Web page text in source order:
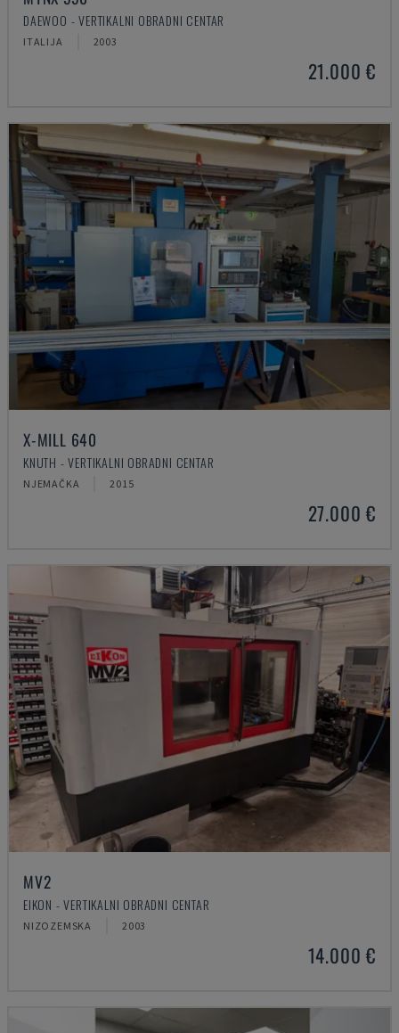
DAEWOO - VERTIKALNI OBRADNI CENTAR
ITALIJA 2003
21.000 €
X-MILL 640
KNUTH - VERTIKALNI OBRADNI CENTAR
NJEMAČKA 2015
27.000 €
MV2
EIKON - VERTIKALNI OBRADNI CENTAR
NIZOZEMSKA 2003
14.000 €